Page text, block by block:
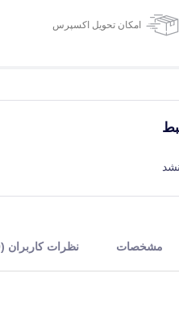
امکان تحویل اکسپرس
مشخصات نظرات کاربران (0)